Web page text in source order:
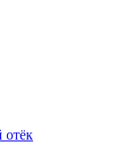
отёк